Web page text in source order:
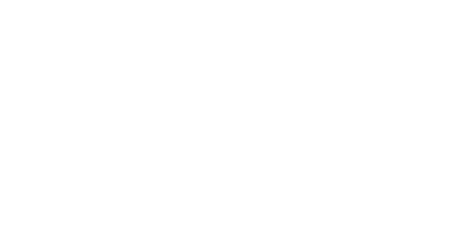
ou acaba com o primeiro uso ou em pouco tempo.
do vício.